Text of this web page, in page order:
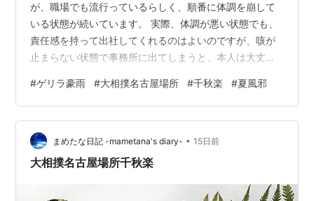
が、職場でも流行っているらしく、順番に体調を崩して
いる状態が続いています。 実際、体調が悪い状態でも、
責任感を持って出社してくれるのはよいのですが、咳が
止まらない状態で事務所に出てしまうと、本人は大丈夫
まうリスクがあるので、そこは在宅勤務に切り替えるな
どの対応が必要です。 昔だったら、リモートワークがな
かったので、 「出社できない＝休むしかない」 でした
が、今はリモートワークで在宅勤務も可能なので、そこ
は無理をしないことも大切ですね。 ■ ゲリラ豪雨 土曜日
#ゲリラ豪雨 #大相撲名古屋場所 #千秋楽 #夏風邪
まめたな日記 -mametana's diary- • 15日前
大相撲名古屋場所千秋楽